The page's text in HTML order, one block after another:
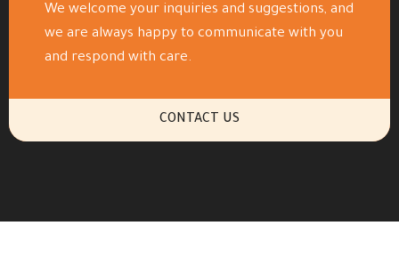
We welcome your inquiries and suggestions, and
we are always happy to communicate with you
and respond with care.
CONTACT US